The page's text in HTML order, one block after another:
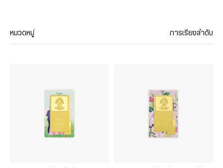
หมวดหมู่
ฮั่วเซ่งเฮง ช็อปออนไลน์
การเรียงลำดับ